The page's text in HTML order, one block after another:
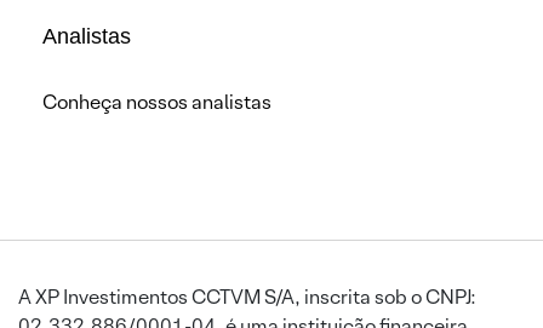
Analistas
Conheça nossos analistas
A XP Investimentos CCTVM S/A, inscrita sob o CNPJ: